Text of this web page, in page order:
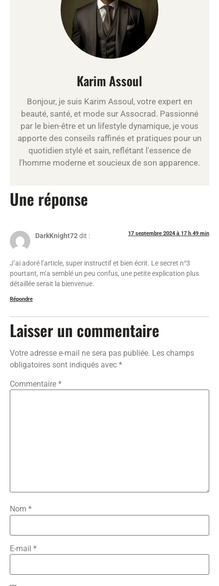
Karim Assoul
Bonjour, je suis Karim Assoul, votre expert en
beauté, santé, et mode sur Assocrad. Passionné
par le bien-être et un lifestyle dynamique, je vous
apporte des conseils raffinés et pratiques pour un
quotidien stylé et sain, reflétant l'essence de
l'homme moderne et soucieux de son apparence.
Une réponse
DarkKnight72dit : 17 septembre 2024 à 17 h 49 min
J’ai adoré l’article, super instructif et bien écrit. Le secret n°3
pourtant, m’a semblé un peu confus, une petite explication plus
détaillée serait la bienvenue.
Répondre
Laisser un commentaire
Votre adresse e-mail ne sera pas publiée. Les champs
obligatoires sont indiqués avec *
Commentaire *
Nom *
E-mail *